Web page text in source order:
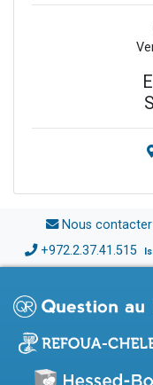
Nous contacter
+972.2.37.41.515